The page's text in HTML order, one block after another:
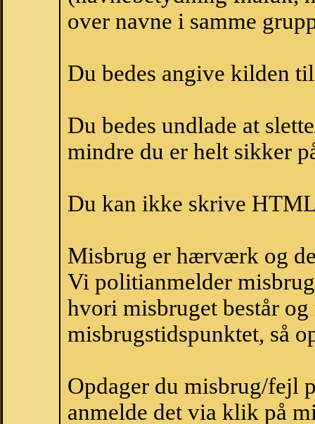
over navne i samme
Du bedes angive kilden
Du bedes undlade at
mindre du er helt sikker
Du kan ikke skrive
Misbrug er hærværk og
Vi politianmelder
hvori misbruget består
misbrugstidspunktet, så
Opdager du misbrug/fejl
anmelde det via klik på